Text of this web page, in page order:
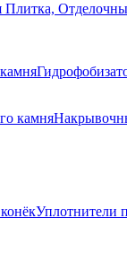
Плитка,
камня
Уплотнители